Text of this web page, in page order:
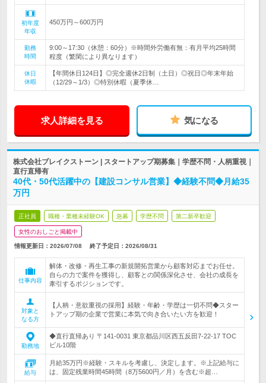
初年度
年収
450万円～600万円
勤務
時間
9:00～17:30（休憩：60分）※時間外労働有無：有月平均25時間
程度（繁閑により異なります）
休日
休暇
【年間休日124日】◎完全週休2日制（土日）◎祝日◎年末年始
（12/29～1/3）◎特別休暇（夏季休…
求人詳細を見る 気になる
株式会社ブレイクストーン | スタートアップ期募集｜学歴不問・人柄重視｜
直行直帰有
40代・50代活躍中の【建設コンサル営業】◆経験不問◆月給35
万円
正社員 職種・業種未経験OK 急募 学歴不問 第二新卒歓迎
女性のおしごと掲載中
情報更新日：2026/07/08 終了予定日： 2026/08/31
仕事内容
解体・改修・再生工事の新規開拓営業から顧客対応までお任せ。
自らの力で案件を獲得し、顧客との関係深化させ、会社の成長を
牽引するポジションです。
対象と
なる方
【人柄・意欲重視の採用】経験・年齢・学歴は一切不問◆スター
トアップ期の企業で営業に本気で向き合いたい方を歓迎！
勤務地
◆直行直帰あり 〒141-0031 東京都品川区西五反田7-22-17 TOC
ビル10階
給与
月給35万円※経験・スキルを考慮し、決定します。※上記給与に
は、固定残業時間45時間（8万5600円／月）を含む※超…